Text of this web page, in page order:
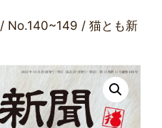
/ No.140~149 / 猫とも新